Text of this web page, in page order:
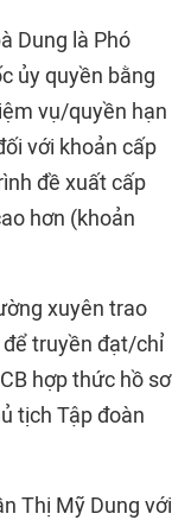
Dung là Phó
ủy quyền bằng
vụ/quyền hạn
với khoản cấp
đề xuất cấp
hơn (khoản
xuyên trao
để truyền đạt/chỉ
hợp thức hồ sơ
tịch Tập đoàn
Thị Mỹ Dung với